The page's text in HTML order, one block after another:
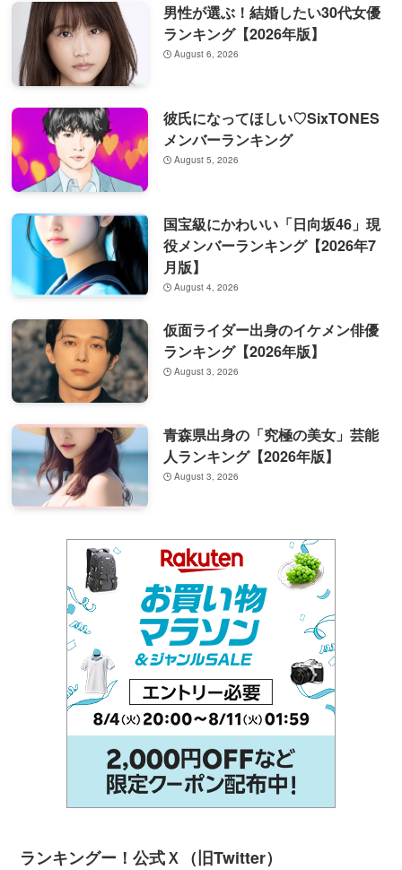
男性が選ぶ！結婚したい30代女優
ランキング【2026年版】
August 6, 2026
彼氏になってほしい♡SixTONES
メンバーランキング
August 5, 2026
国宝級にかわいい「日向坂46」現
役メンバーランキング【2026年7
月版】
August 4, 2026
仮面ライダー出身のイケメン俳優
ランキング【2026年版】
August 3, 2026
青森県出身の「究極の美女」芸能
人ランキング【2026年版】
August 3, 2026
ランキングー！公式Ｘ（旧Twitter）